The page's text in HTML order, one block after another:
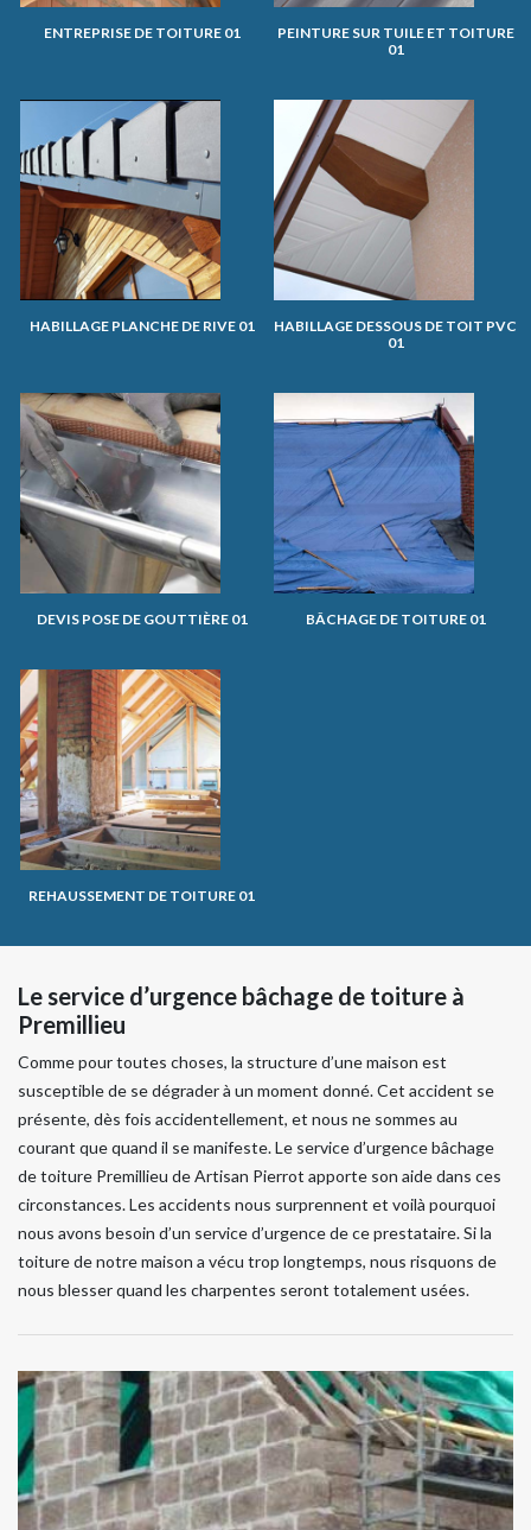
ENTREPRISE DE TOITURE 01
PEINTURE SUR TUILE ET TOITURE
01
HABILLAGE PLANCHE DE RIVE 01
HABILLAGE DESSOUS DE TOIT PVC
01
DEVIS POSE DE GOUTTIÈRE 01 BÂCHAGE DE TOITURE 01
REHAUSSEMENT DE TOITURE 01
Le service d’urgence bâchage de toiture à
Premillieu
Comme pour toutes choses, la structure d’une maison est
susceptible de se dégrader à un moment donné. Cet accident se
présente, dès fois accidentellement, et nous ne sommes au
courant que quand il se manifeste. Le service d’urgence bâchage
de toiture Premillieu de Artisan Pierrot apporte son aide dans ces
circonstances. Les accidents nous surprennent et voilà pourquoi
nous avons besoin d’un service d’urgence de ce prestataire. Si la
toiture de notre maison a vécu trop longtemps, nous risquons de
nous blesser quand les charpentes seront totalement usées.